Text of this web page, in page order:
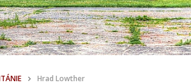
Hrad Lowther